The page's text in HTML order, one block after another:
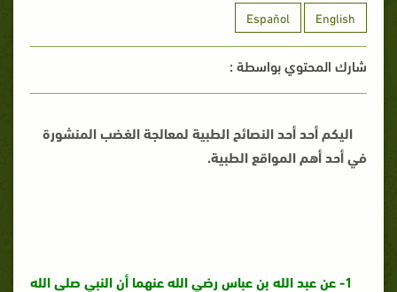
English
Español
شارك المحتوي بواسطة :
اليكم أحد أحد النصائح الطبية لمعالجة الغضب المنشورة
في أحد أهم المواقع الطبية.
1- عن عبد الله بن عباس رضي الله عنهما أن النبي صلى الله